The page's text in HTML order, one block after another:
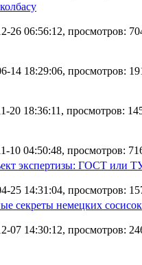
26 06:56:12, просмотров:
14 18:29:06, просмотров:
20 18:36:11, просмотров:
10 04:50:48, просмотров:
экспертизы: ГОСТ или
25 14:31:04, просмотров:
секреты немецких сосисок
07 14:30:12, просмотров: